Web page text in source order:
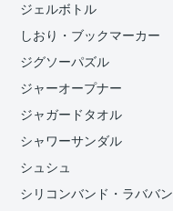
ジェルボトル
しおり・ブックマーカー
ジグソーパズル
ジャーオープナー
ジャガードタオル
シャワーサンダル
シュシュ
シリコンバンド・ラババン